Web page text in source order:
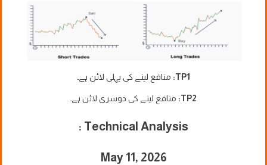
TP1: منافع لینے کی پہلی لائن ہے۔
TP2: منافع لینے کی دوسری لائن ہے۔
Technical Analysis :
May 11, 2026